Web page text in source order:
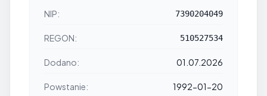
NIP:
7390204049
REGON: 510527534
Dodano: 01.07.2026
Powstanie: 1992-01-20